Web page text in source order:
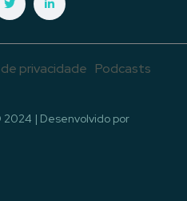
privacidade Podcasts
| Desenvolvido por